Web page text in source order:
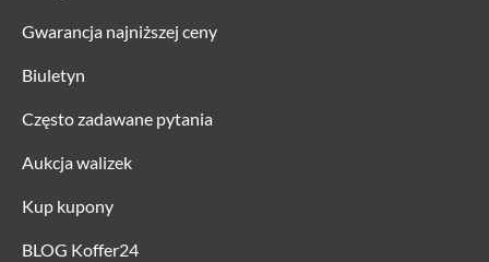
Gwarancja najniższej ceny
Biuletyn
Często zadawane pytania
Aukcja walizek
Kup kupony
BLOG Koffer24